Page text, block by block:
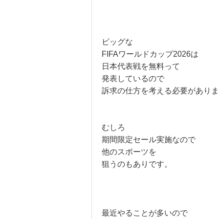
ビッグな
FIFAワールドカップ2026は
日本代表戦を無料って
発表しているので
訴求の仕方を考える必要があり
むしろ
期間限定セール実施なので
他のスポーツを
狙うのもありです。
最近やることが多いので